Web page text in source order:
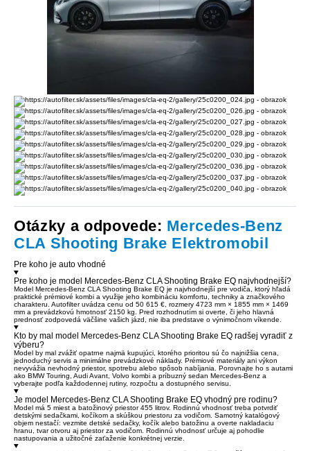
Otázky a odpovede: Mercedes-Benz
CLA Shooting Brake Elektromobil
Pre koho je auto vhodné
Pre koho je model Mercedes-Benz CLA Shooting Brake EQ najvhodnejší?
Model Mercedes-Benz CLA Shooting Brake EQ je najvhodnejší pre vodiča, ktorý hľadá
praktické prémiové kombi a využije jeho kombináciu komfortu, techniky a značkového
charakteru. Autofilter uvádza cenu od 50 615 €, rozmery 4723 mm × 1855 mm × 1469
mm a prevádzkovú hmotnosť 2150 kg. Pred rozhodnutím si overte, či jeho hlavná
prednosť zodpovedá väčšine vašich jázd, nie iba predstave o výnimočnom víkende.
Kto by mal model Mercedes-Benz CLA Shooting Brake EQ radšej vyradiť z
výberu?
Model by mal zvážiť opatrne najmä kupujúci, ktorého prioritou sú čo najnižšia cena,
jednoduchý servis a minimálne prevádzkové náklady. Prémiové materiály ani výkon
nevyvážia nevhodný priestor, spotrebu alebo spôsob nabíjania. Porovnajte ho s autami
ako BMW Touring, Audi Avant, Volvo kombi a príbuzný sedan Mercedes-Benz a
vyberajte podľa každodennej rutiny, rozpočtu a dostupného servisu.
Je model Mercedes-Benz CLA Shooting Brake EQ vhodný pre rodinu?
Model má 5 miest a batožinový priestor 455 litrov. Rodinnú vhodnosť treba potvrdiť
detskými sedačkami, kočíkom a skúškou priestoru za vodičom. Samotný katalógový
objem nestačí: vezmite detské sedačky, kočík alebo batožinu a overte nakladaciu
hranu, tvar otvoru aj priestor za vodičom. Rodinnú vhodnosť určuje aj pohodlie
nastupovania a užitočné zaťaženie konkrétnej verzie.